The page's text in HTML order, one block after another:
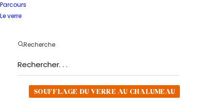
Parcours
Le verre
Recherche
SOUFFLAGE DU VERRE AU CHALUMEAU